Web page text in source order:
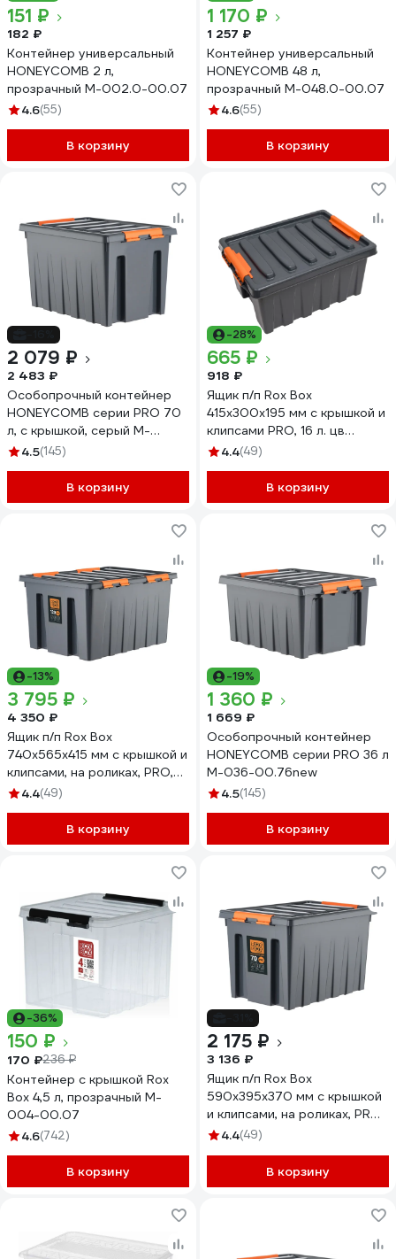
151 ₽
182 ₽
Контейнер универсальный
HONEYCOMB 2 л,
прозрачный M-002.0-00.07
4.6(55)
В корзину
1 170 ₽
1 257 ₽
Контейнер универсальный
HONEYCOMB 48 л,
прозрачный M-048.0-00.07
4.6(55)
В корзину
2 079 ₽
2 483 ₽
Особопрочный контейнер
HONEYCOMB серии PRO 70
л, с крышкой, серый M-
070Д-00.76new
4.5(145)
В корзину
-28%
665 ₽
918 ₽
Ящик п/п Rox Box
415х300х195 мм с крышкой и
клипсами PRO, 16 л. цв
антрацит 25339
4.4(49)
В корзину
-13%
3 795 ₽
4 350 ₽
Ящик п/п Rox Box
740х565х415 мм с крышкой и
клипсами, на роликах, PRO,
120 л. цв. антрацит 25343
4.4(49)
В корзину
-19%
1 360 ₽
1 669 ₽
Особопрочный контейнер
HONEYCOMB серии PRO 36 л
M-036-00.76new
4.5(145)
В корзину
-36%
150 ₽
170 ₽236 ₽
Контейнер с крышкой Rox
Box 4,5 л, прозрачный M-
004-00.07
4.6(742)
В корзину
2 175 ₽
3 136 ₽
Ящик п/п Rox Box
590х395х370 мм с крышкой
и клипсами, на роликах, PRO,
70 л. цв. антрацит 25342
4.4(49)
В корзину